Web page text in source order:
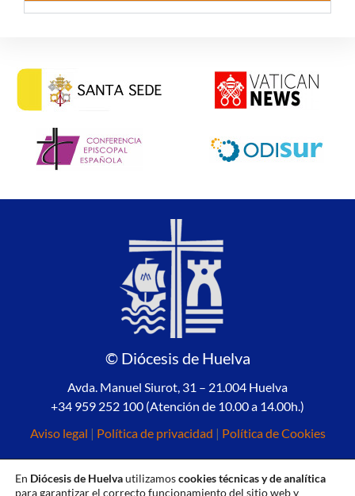
© Diócesis de Huelva
Avda. Manuel Siurot, 31 – 21.004 Huelva
+34 959 252 100 (Atención de 10.00 a 14.00h.)
Aviso legal | Política de privacidad | Política de Cookies
En Diócesis de Huelvautilizamoscookies técnicas y de analítica
para garantizar el correcto funcionamiento del sitio web y